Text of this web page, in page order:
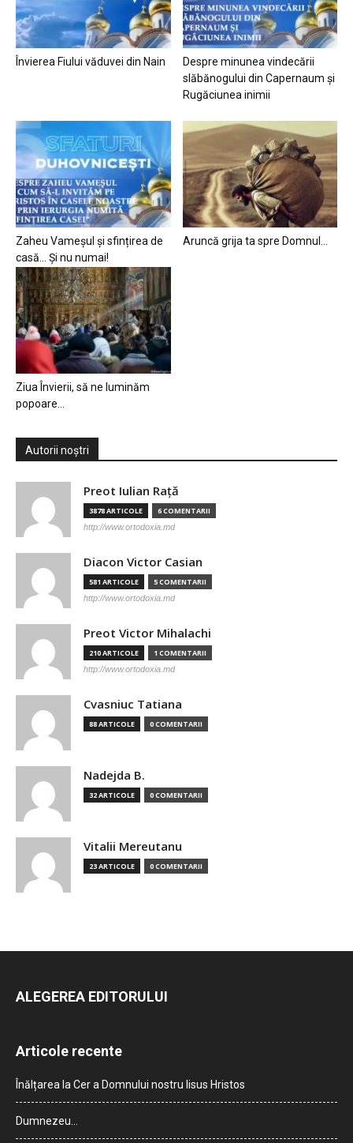
Învierea Fiului văduvei din Nain
Despre minunea vindecării
slăbănogului din Capernaum și
Rugăciunea inimii
Zaheu Vameșul și sfințirea de
casă… Și nu numai!
Aruncă grija ta spre Domnul…
Ziua Învierii, să ne luminăm
popoare…
Autorii noștri
Preot Iulian Raţă
3878 ARTICOLE 6 COMENTARII
http://www.ortodoxia.md
Diacon Victor Casian
581 ARTICOLE 5 COMENTARII
http://www.ortodoxia.md
Preot Victor Mihalachi
210 ARTICOLE 1 COMENTARII
http://www.ortodoxia.md
Cvasniuc Tatiana
88 ARTICOLE 0 COMENTARII
Nadejda B.
32 ARTICOLE 0 COMENTARII
Vitalii Mereutanu
23 ARTICOLE 0 COMENTARII
ALEGEREA EDITORULUI
Articole recente
Înălțarea la Cer a Domnului nostru Iisus Hristos
Dumnezeu…